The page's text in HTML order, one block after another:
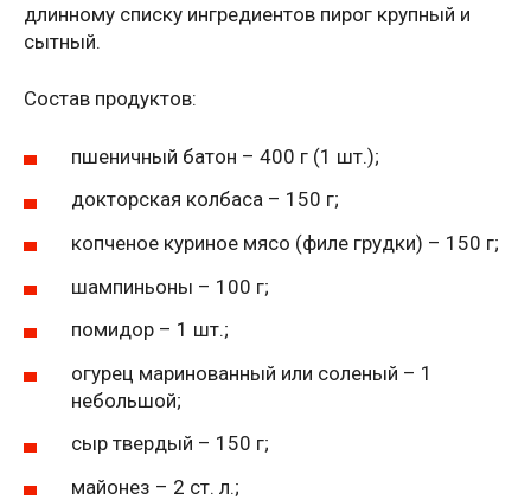
длинному списку ингредиентов пирог крупный и
сытный.
Состав продуктов:
пшеничный батон – 400 г (1 шт.);
докторская колбаса – 150 г;
копченое куриное мясо (филе грудки) – 150 г;
шампиньоны – 100 г;
помидор – 1 шт.;
огурец маринованный или соленый – 1
небольшой;
сыр твердый – 150 г;
майонез – 2 ст. л.;